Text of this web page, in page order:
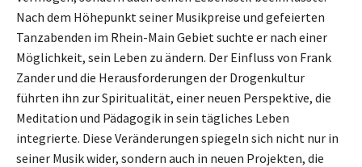
Nach dem Höhepunkt seiner Musikpreise und gefeierten
Tanzabenden im Rhein-Main Gebiet suchte er nach einer
Möglichkeit, sein Leben zu ändern. Der Einfluss von Frank
Zander und die Herausforderungen der Drogenkultur
führten ihn zur Spiritualität, einer neuen Perspektive, die
Meditation und Pädagogik in sein tägliches Leben
integrierte. Diese Veränderungen spiegeln sich nicht nur in
seiner Musik wider, sondern auch in neuen Projekten, die